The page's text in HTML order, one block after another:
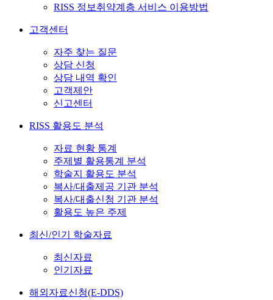
RISS 정보취약계층 서비스 이용방법
고객센터
자주 찾는 질문
상담 신청
상담 내역 확인
고객제안
신고센터
RISS 활용도 분석
자료 현황 통계
주제별 활용통계 분석
학술지 활용도 분석
복사/대출제공 기관 분석
복사/대출신청 기관 분석
활용도 높은 주제
최신/인기 학술자료
최신자료
인기자료
해외자료신청(E-DDS)